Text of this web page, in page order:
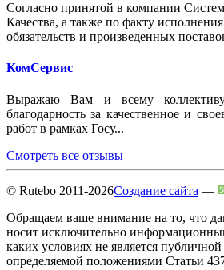
Согласно принятой в компании
Качества, а также по факту
обязательств и произведенных
КомСервис
Выражаю Вам и всему
благодарность за качественное и
работ в рамках Госу...
Смотреть все отзывы
© Rutebo 2011-2026Создание сайта —
Обращаем ваше внимание на то, что
носит исключительно
каких условиях не является
определяемой положениями Статьи